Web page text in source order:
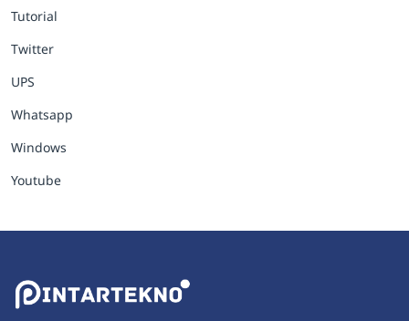
Tutorial
Twitter
UPS
Whatsapp
Windows
Youtube